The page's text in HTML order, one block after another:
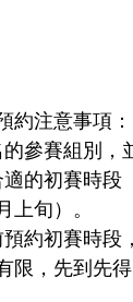
約注意事項：
參賽組別，
的初賽時段
月上旬）。
約初賽時段
限，先到先得